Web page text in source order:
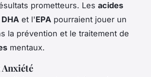
prometteurs. Les acides
DHA et l'EPA pourraient jouer un
la prévention et le traitement de
mentaux.